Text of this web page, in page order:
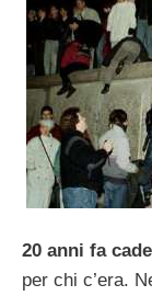
20 anni fa
per chi c’era.